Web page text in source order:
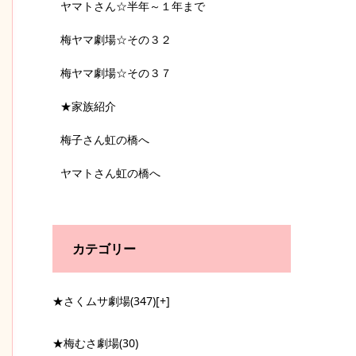
ヤマトさん☆半年～１年まで
梅ヤマ劇場☆その３２
梅ヤマ劇場☆その３７
★家族紹介
梅子さん虹の橋へ
ヤマトさん虹の橋へ
カテゴリー
★さくムサ劇場(347)[+]
★梅むさ劇場(30)